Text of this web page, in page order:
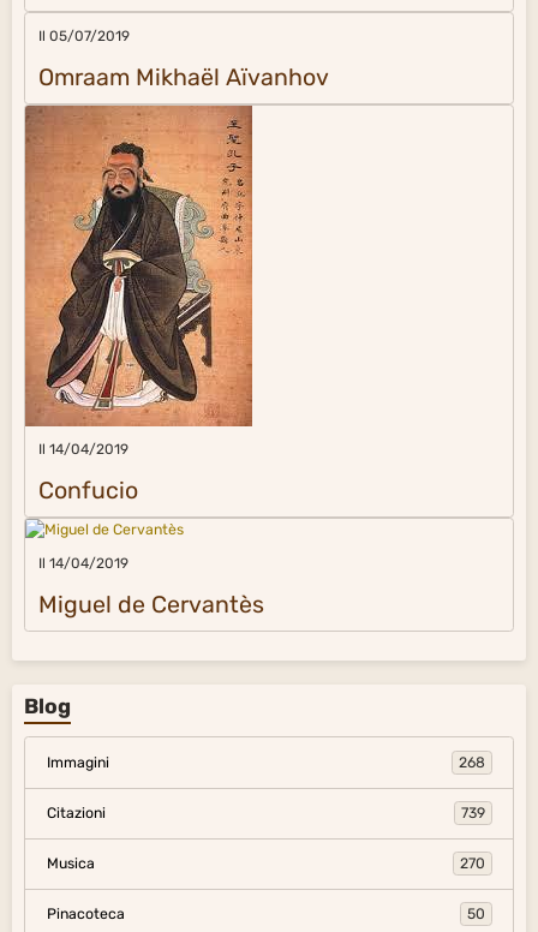
Il 05/07/2019
Omraam Mikhaël Aïvanhov
Il 14/04/2019
Confucio
Il 14/04/2019
Miguel de Cervantès
Blog
Immagini 268
Citazioni 739
Musica 270
Pinacoteca 50